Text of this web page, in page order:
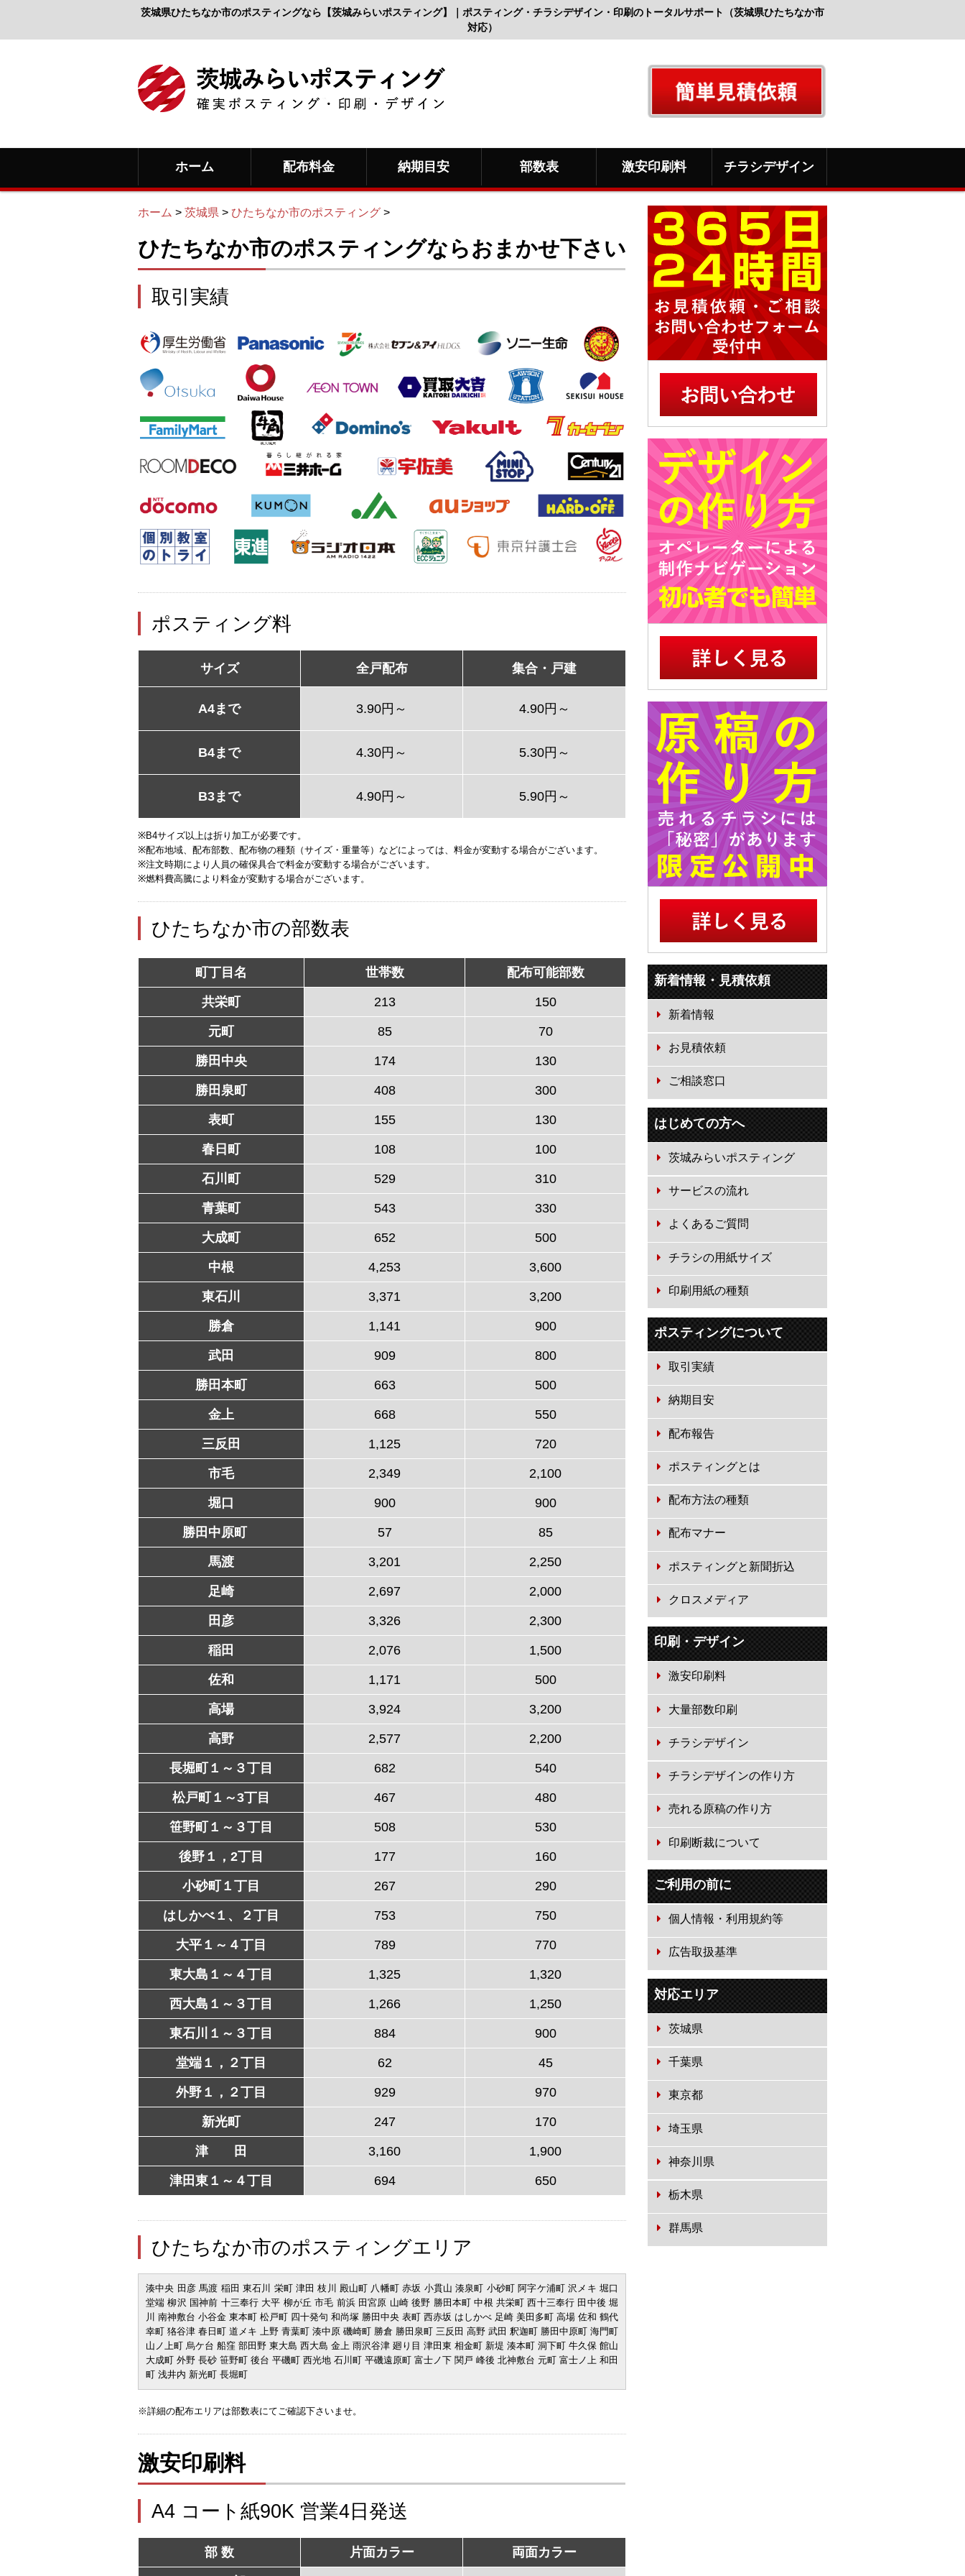
茨城県ひたちなか市のポスティングなら【茨城みらいポスティング】｜ポスティング・チラシデザイン・印刷のトータルサポート（茨城県ひたちなか市
対応）
ホーム 配布料金 納期目安 部数表 激安印刷料 チラシデザイン
ホーム > 茨城県 > ひたちなか市のポスティング >
ひたちなか市のポスティングならおまかせ下さい
取引実績
ポスティング料
サイズ 全戸配布 集合・戸建
A4まで 3.90円～ 4.90円～
B4まで 4.30円～ 5.30円～
B3まで 4.90円～ 5.90円～
※B4サイズ以上は折り加工が必要です。
※配布地域、配布部数、配布物の種類（サイズ・重量等）などによっては、料金が変動する場合がございます。
※注文時期により人員の確保具合で料金が変動する場合がございます。
※燃料費高騰により料金が変動する場合がございます。
ひたちなか市の部数表
町丁目名 世帯数 配布可能部数
共栄町 213 150
元町 85 70
勝田中央 174 130
勝田泉町 408 300
表町 155 130
春日町 108 100
石川町 529 310
青葉町 543 330
大成町 652 500
中根 4,253 3,600
東石川 3,371 3,200
勝倉 1,141 900
武田 909 800
勝田本町 663 500
金上 668 550
三反田 1,125 720
市毛 2,349 2,100
堀口 900 900
勝田中原町 57 85
馬渡 3,201 2,250
足崎 2,697 2,000
田彦 3,326 2,300
稲田 2,076 1,500
佐和 1,171 500
高場 3,924 3,200
高野 2,577 2,200
長堀町１～３丁目 682 540
松戸町１～3丁目 467 480
笹野町１～３丁目 508 530
後野１，2丁目 177 160
小砂町１丁目 267 290
はしかべ１、２丁目 753 750
大平１～４丁目 789 770
東大島１～４丁目 1,325 1,320
西大島１～３丁目 1,266 1,250
東石川１～３丁目 884 900
堂端１，２丁目 62 45
外野１，２丁目 929 970
新光町 247 170
津 田 3,160 1,900
津田東１～４丁目 694 650
ひたちなか市のポスティングエリア
湊中央 田彦 馬渡 稲田 東石川 栄町 津田 枝川 殿山町 八幡町 赤坂 小貫山 湊泉町 小砂町 阿字ケ浦町 沢メキ 堀口
堂端 柳沢 国神前 十三奉行 大平 柳が丘 市毛 前浜 田宮原 山崎 後野 勝田本町 中根 共栄町 西十三奉行 田中後 堀
川 南神敷台 小谷金 東本町 松戸町 四十発句 和尚塚 勝田中央 表町 西赤坂 はしかべ 足崎 美田多町 高場 佐和 鶴代
幸町 狢谷津 春日町 道メキ 上野 青葉町 湊中原 磯崎町 勝倉 勝田泉町 三反田 高野 武田 釈迦町 勝田中原町 海門町
山ノ上町 烏ケ台 船窪 部田野 東大島 西大島 金上 雨沢谷津 廻り目 津田東 相金町 新堤 湊本町 洞下町 牛久保 館山
大成町 外野 長砂 笹野町 後台 平磯町 西光地 石川町 平磯遠原町 富士ノ下 関戸 峰後 北神敷台 元町 富士ノ上 和田
町 浅井内 新光町 長堀町
※詳細の配布エリアは部数表にてご確認下さいませ。
激安印刷料
A4 コート紙90K 営業4日発送
部 数 片面カラー 両面カラー
新着情報・見積依頼
新着情報
お見積依頼
ご相談窓口
はじめての方へ
茨城みらいポスティング
サービスの流れ
よくあるご質問
チラシの用紙サイズ
印刷用紙の種類
ポスティングについて
取引実績
納期目安
配布報告
ポスティングとは
配布方法の種類
配布マナー
ポスティングと新聞折込
クロスメディア
印刷・デザイン
激安印刷料
大量部数印刷
チラシデザイン
チラシデザインの作り方
売れる原稿の作り方
印刷断裁について
ご利用の前に
個人情報・利用規約等
広告取扱基準
対応エリア
茨城県
千葉県
東京都
埼玉県
神奈川県
栃木県
群馬県